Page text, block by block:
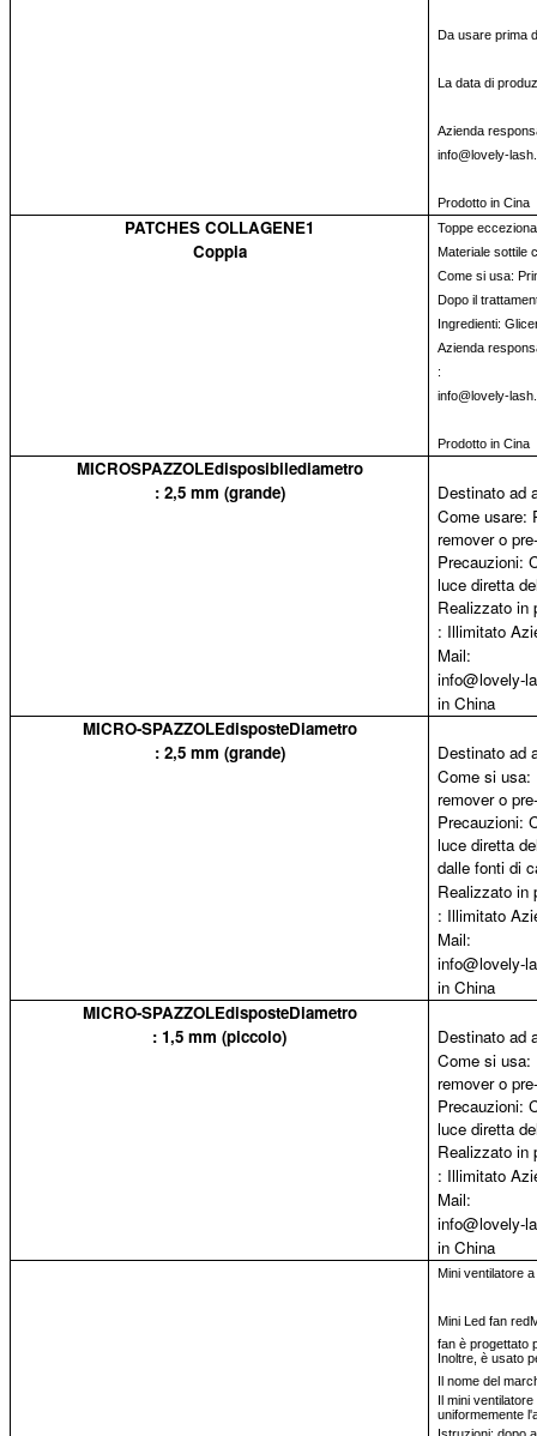
Da usare prima
La data di
Azienda
info@lovely-
Prodotto in Cina
PATCHES COLLAGENE1 Toppe
Coppia
Materiale sottile
Come si usa:
Dopo il
Ingredienti:
Azienda
:
info@lovely-
Prodotto in Cina
MICROSPAZZOLEdisposibilediametro
: 2,5 mm (grande)
Destinato ad
Come usare:
remover o
Precauzioni:
luce diretta
Realizzato in
: Illimitato
Mail:
info@lovely-
in China
MICRO-SPAZZOLEdisposteDiametro
: 2,5 mm (grande)
Destinato ad
Come si usa:
remover o
Precauzioni:
luce diretta
dalle fonti di
Realizzato in
: Illimitato
Mail:
info@lovely-
in China
MICRO-SPAZZOLEdisposteDiametro
: 1,5 mm (piccolo)
Destinato ad
Come si usa:
remover o
Precauzioni:
luce diretta
Realizzato in
: Illimitato
Mail:
info@lovely-
in China
Mini ventilatore
Mini Led fan
fan è progettato
Inoltre, è usato
Il nome del
Il mini
uniformemente